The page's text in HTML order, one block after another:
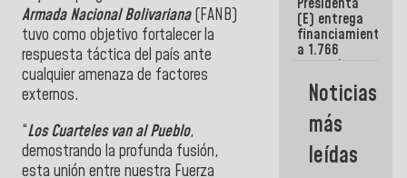
Armada Nacional Bolivariana(FANB)
tuvo como objetivo fortalecer la
respuesta táctica del país ante
cualquier amenaza de factores
externos.
“Los Cuarteles van al Pueblo,
demostrando la profunda fusión,
esta unión entre nuestra Fuerza
por el
Gobierno
Nacional
(E) entrega
financiamientos
a 1.766
comerciantes
emprendedores
afectados
por
terremotos
Noticias
más
leídas